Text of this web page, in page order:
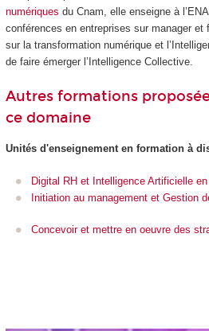
numériques du Cnam, elle enseigne à
conférences en entreprises sur manager et
sur la transformation numérique et
de faire émerger l’Intelligence Collective.
Autres formations
ce domaine
Unités d'enseignement en formation à
Digital RH et Intelligence Artificielle
Initiation au management et Gestion
Concevoir et mettre en oeuvre des